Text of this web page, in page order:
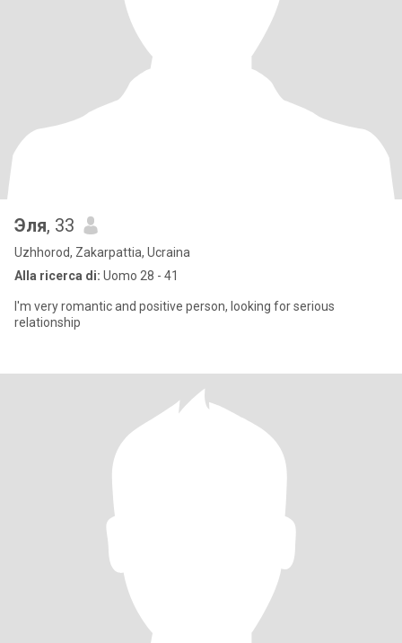
Эля, 33
Uzhhorod, Zakarpattia, Ucraina
Alla ricerca di: Uomo 28 - 41
I'm very romantic and positive person, looking for serious
relationship